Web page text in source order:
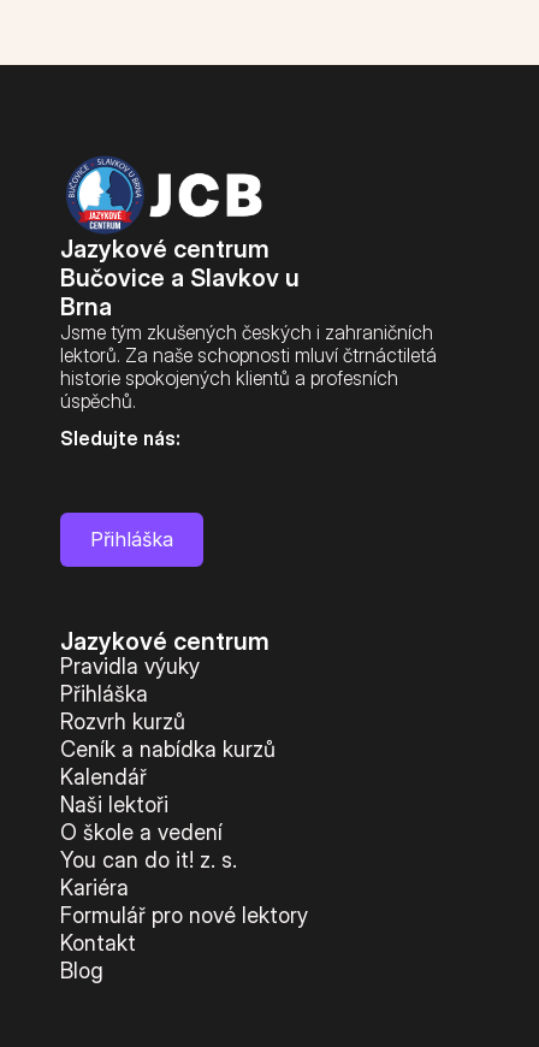
Firmy
Jazykové služby pro firmy
Firemní jazykové kurzy
Profesní jazyk
Další služby
Překlady a tlumočení
Studium v zahraničí
Challenge 18
Příprava na STANAG
Příprava na Cambridge
Jazykové centrum
Bučovice a Slavkov u
Brna
Jsme tým zkušených českých i zahraničních
lektorů. Za naše schopnosti mluví čtrnáctiletá
historie spokojených klientů a profesních
úspěchů.
Sledujte nás:
Přihláška
Jazykové centrum
Pravidla výuky
Přihláška
Rozvrh kurzů
Ceník a nabídka kurzů
Kalendář
Naši lektoři
O škole a vedení
You can do it! z. s.
Kariéra
Formulář pro nové lektory
Kontakt
Blog